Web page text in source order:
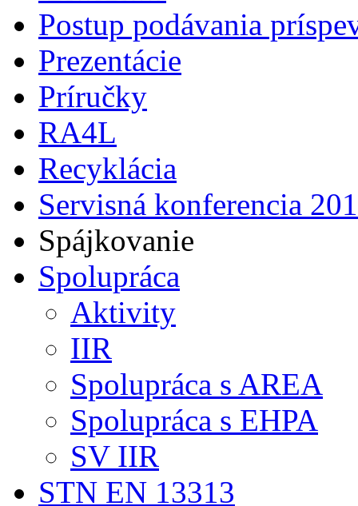
Postup podávania
Prezentácie
Príručky
RA4L
Recyklácia
Servisná konferencia
Spájkovanie
Spolupráca
Aktivity
IIR
Spolupráca s AREA
Spolupráca s EHPA
SV IIR
STN EN 13313